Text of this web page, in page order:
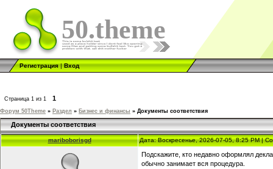
50.theme
Регистрация|Вход
Страница 1 из 1 1
Форум 50Theme » Раздел » Бизнес и финансы » Документы соответствия
Документы соответствия
mariboborisgd Дата: Воскресенье, 2026-07-05, 8:25 PM |
Подскажите, кто недавно оформлял
обычно занимает вся процедура.